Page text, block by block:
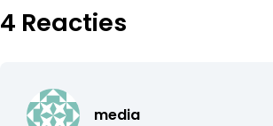
4 Reacties
media